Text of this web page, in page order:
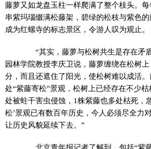
藤萝又如龙盘玉柱一样爬满了整个枝头。
串紫玛瑙缀满松藤架，碧绿的松枝与紫色的
成为红螺寺的标志景区，令游人叹为观止。
“其实，藤萝与松树共生是存在矛
园林学院教授李庆卫说，藤萝缠绕在松树
分，而且还遮住了阳光，使松树难以成活
处“紫藤寄松”景观，松树上已经存在不少
处被蛀干害虫侵蚀，1株紫藤也多处枯死，
松’景观已有数百年历史，今人必须尽全力
让历史风貌延续下去。”
北京青年报记者了解到，包括“紫藤